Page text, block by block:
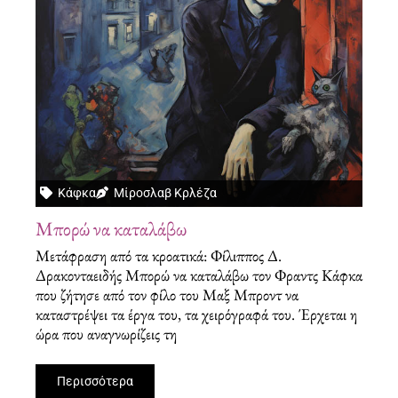
Κάφκα Μίροσλαβ Κρλέζα
Μπορώ να καταλάβω
Μετάφραση από τα κροατικά: Φίλιππος Δ.
Δρακονταειδής Μπορώ να καταλάβω τον Φραντς Κάφκα
που ζήτησε από τον φίλο του Μαξ Μπροντ να
καταστρέψει τα έργα του, τα χειρόγραφά του. Έρχεται η
ώρα που αναγνωρίζεις τη
Περισσότερα